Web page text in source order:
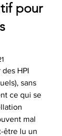
pour
HPI
sans
ce qui se
mal
être lu un